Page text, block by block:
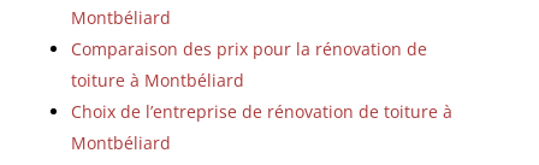
Montbéliard
Comparaison des prix pour la rénovation de
toiture à Montbéliard
Choix de l’entreprise de rénovation de toiture à
Montbéliard